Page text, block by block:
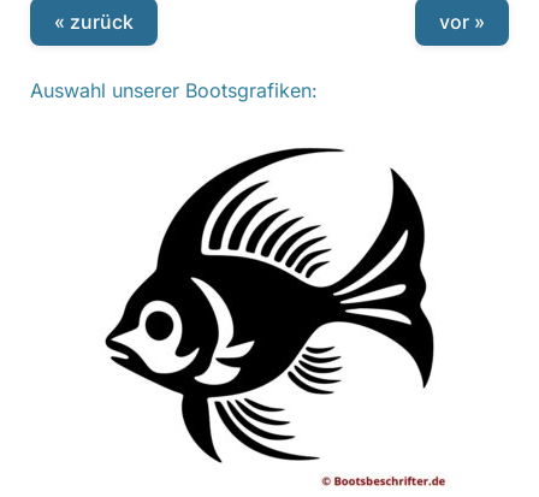
« zurück vor »
Auswahl unserer Bootsgrafiken: